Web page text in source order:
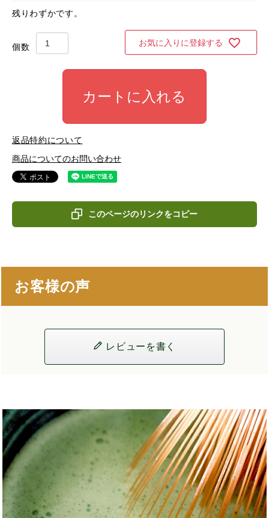
残りわずかです。
お気に入りに登録する
カートに入れる
返品特約について
商品についてのお問い合わせ
このページのリンクをコピー
お客様の声
レビューを書く